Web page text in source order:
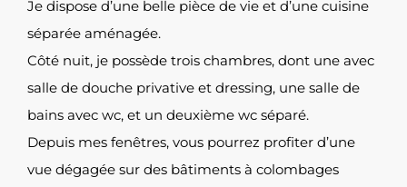
Je dispose d’une belle pièce de vie et d’une cuisine
séparée aménagée.
Côté nuit, je possède trois chambres, dont une avec
salle de douche privative et dressing, une salle de
bains avec wc, et un deuxième wc séparé.
Depuis mes fenêtres, vous pourrez profiter d’une
vue dégagée sur des bâtiments à colombages